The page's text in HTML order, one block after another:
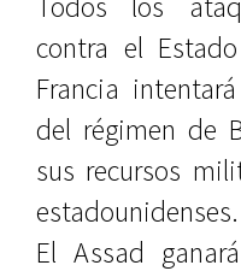
contra el
Francia
del régimen de
sus recursos
El Assad